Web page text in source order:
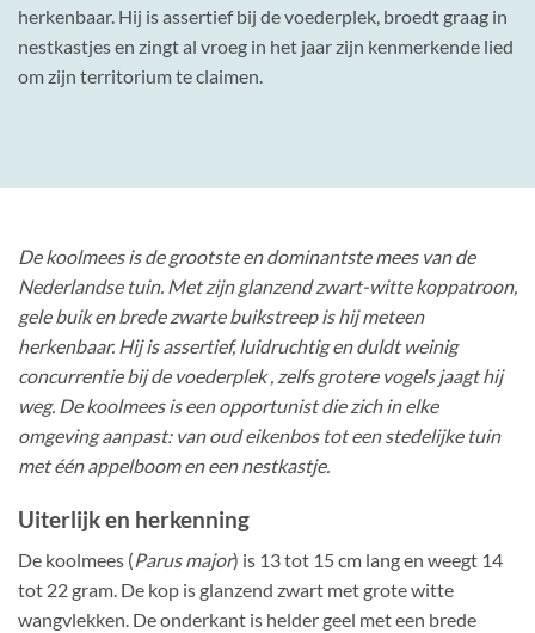
herkenbaar. Hij is assertief bij de voederplek, broedt graag in
nestkastjes en zingt al vroeg in het jaar zijn kenmerkende lied
om zijn territorium te claimen.
De koolmees is de grootste en dominantste mees van de
Nederlandse tuin. Met zijn glanzend zwart-witte koppatroon,
gele buik en brede zwarte buikstreep is hij meteen
herkenbaar. Hij is assertief, luidruchtig en duldt weinig
concurrentie bij de voederplek , zelfs grotere vogels jaagt hij
weg. De koolmees is een opportunist die zich in elke
omgeving aanpast: van oud eikenbos tot een stedelijke tuin
met één appelboom en een nestkastje.
Uiterlijk en herkenning
De koolmees (Parus major) is 13 tot 15 cm lang en weegt 14
tot 22 gram. De kop is glanzend zwart met grote witte
wangvlekken. De onderkant is helder geel met een brede